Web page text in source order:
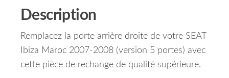
Description
Remplacez la porte arrière droite de votre SEAT
Ibiza Maroc 2007-2008 (version 5 portes) avec
cette pièce de rechange de qualité supérieure.